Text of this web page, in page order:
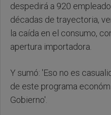
despedirá a 920
décadas de trayectoria,
la caída en el consumo,
apertura importadora.
Y sumó: 'Eso no es
de este programa
Gobierno'.